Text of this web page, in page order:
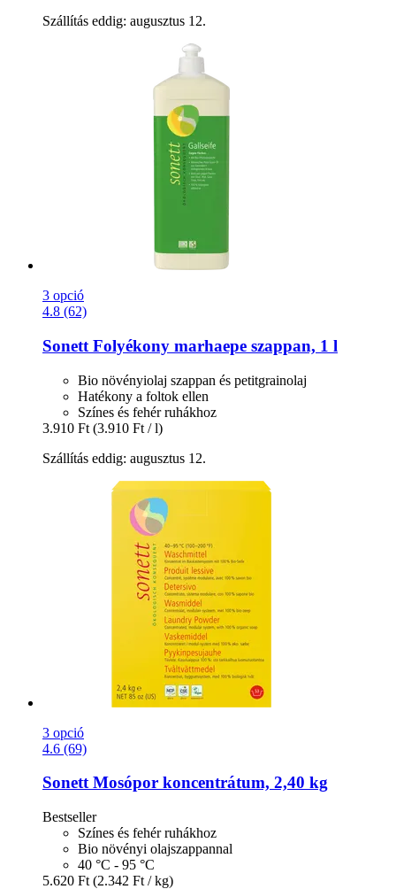
Szállítás eddig: augusztus 12.
3 opció
4.8 (62)
Sonett Folyékony marhaepe szappan, 1 l
Bio növényiolaj szappan és petitgrainolaj
Hatékony a foltok ellen
Színes és fehér ruhákhoz
3.910 Ft (3.910 Ft / l)
Szállítás eddig: augusztus 12.
3 opció
4.6 (69)
SonettMosópor koncentrátum, 2,40 kg
Bestseller
Színes és fehér ruhákhoz
Bio növényi olajszappannal
40 °C - 95 °C
5.620 Ft (2.342 Ft / kg)